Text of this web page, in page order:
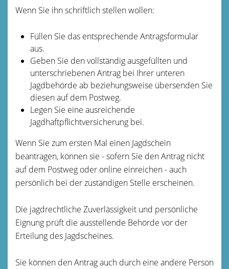
Wenn Sie ihn schriftlich stellen wollen:
Füllen Sie das entsprechende Antragsformular
aus.
Geben Sie den vollständig ausgefüllten und
unterschriebenen Antrag bei Ihrer unteren
Jagdbehörde ab beziehungsweise übersenden Sie
diesen auf dem Postweg.
Legen Sie eine ausreichende
Jagdhaftpflichtversicherung bei.
Wenn Sie zum ersten Mal einen Jagdschein
beantragen, können sie - sofern Sie den Antrag nicht
auf dem Postweg oder online einreichen - auch
persönlich bei der zuständigen Stelle erscheinen.
Die jagdrechtliche Zuverlässigkeit und persönliche
Eignung prüft die ausstellende Behörde vor der
Erteilung des Jagdscheines.
Sie können den Antrag auch durch eine andere Person